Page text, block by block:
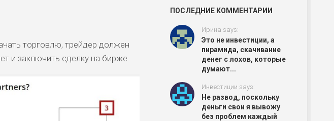
торговлю, трейдер должен
и заключить сделку на бирже.
ПОСЛЕДНИЕ КОММЕНТАРИИ
Ирина says:
Это не инвестиции, а
пирамида, скачивание
денег с лохов, которые
думают...
Инвестиции says:
Не развод, поскольку
деньги свои я вывожу
без проблем каждый